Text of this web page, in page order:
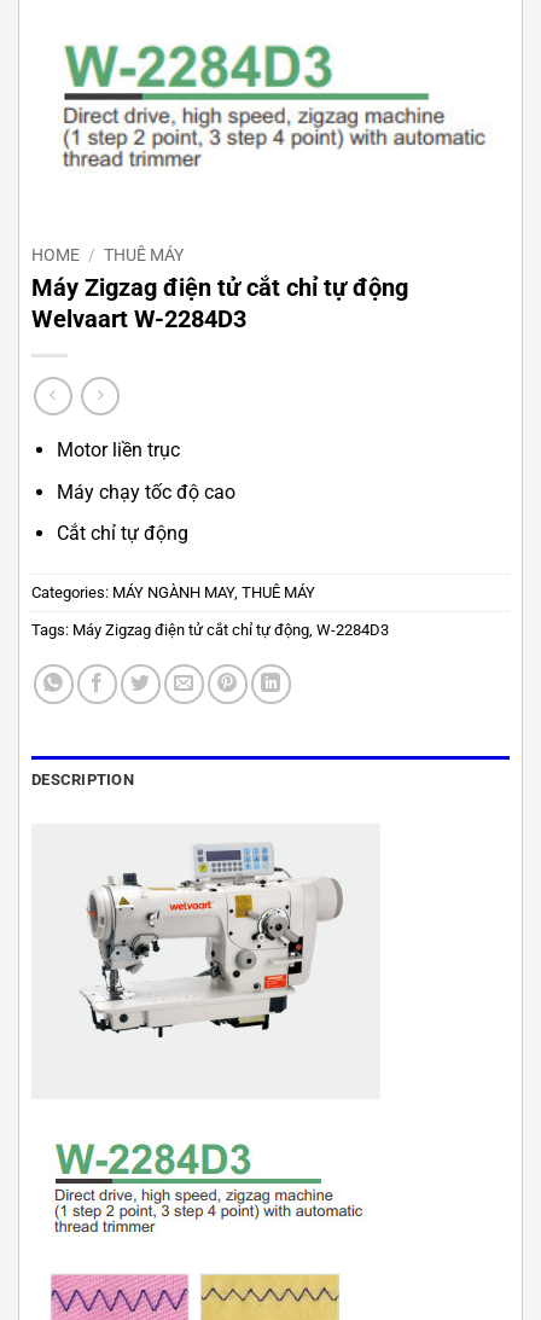
HOME / THUÊ MÁY
Máy Zigzag điện tử cắt chỉ tự động
Welvaart W-2284D3
Motor liền trục
Máy chạy tốc độ cao
Cắt chỉ tự động
Categories: MÁY NGÀNH MAY, THUÊ MÁY
Tags: Máy Zigzag điện tử cắt chỉ tự động, W-2284D3
DESCRIPTION